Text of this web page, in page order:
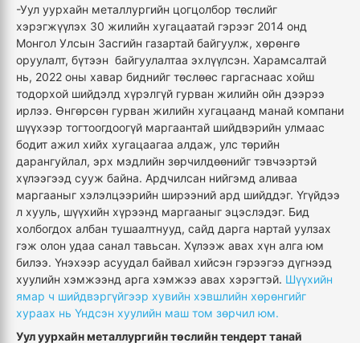
-Уул уурхайн металлургийн цогцолбор төслийг
хэрэгжүүлэх 30 жилийн хугацаатай гэрээг 2014 онд
Монгол Улсын Засгийн газартай байгуулж, хөрөнгө
оруулалт, бүтээн байгуулалтаа эхлүүлсэн. Харамсалтай
нь, 2022 оны хавар биднийг төслөөс гаргаснаас хойш
тодорхой шийдэлд хүрэлгүй гурван жилийн ойн дээрээ
ирлээ. Өнгөрсөн гурван жилийн хугацаанд манай компани
шүүхээр тогтоогдоогүй маргаантай шийдвэрийн улмаас
бодит ажил хийх хугацаагаа алдаж, улс төрийн
дарангуйлал, эрх мэдлийн зөрчилдөөнийг тэвчээртэй
хүлээгээд сууж байна. Ардчилсан нийгэмд аливаа
маргааныг хэлэлцээрийн ширээний ард шийддэг. Үгүйдээ
л хууль, шүүхийн хүрээнд маргааныг эцэслэдэг. Бид
холбогдох албан тушаалтнууд, сайд дарга нартай уулзах
гэж олон удаа санал тавьсан. Хүлээж авах хүн алга юм
билээ. Үнэхээр асуудал байвал хийсэн гэрээгээ дүгнээд
хуулийн хэмжээнд арга хэмжээ авах хэрэгтэй. Шүүхийн
ямар ч шийдвэргүйгээр хувийн хэвшлийн хөрөнгийг
хураах нь Үндсэн хуулийн маш том зөрчил юм.
Уул уурхайн металлургийн төслийн тендерт танай